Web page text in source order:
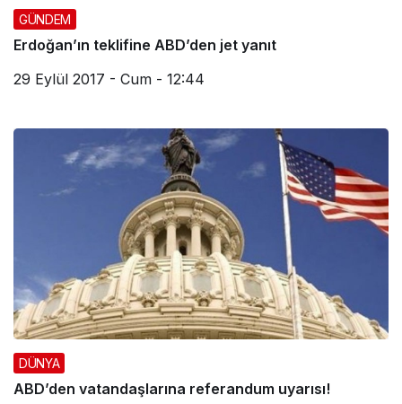
GÜNDEM
Erdoğan’ın teklifine ABD’den jet yanıt
29 Eylül 2017 - Cum - 12:44
DÜNYA
ABD’den vatandaşlarına referandum uyarısı!